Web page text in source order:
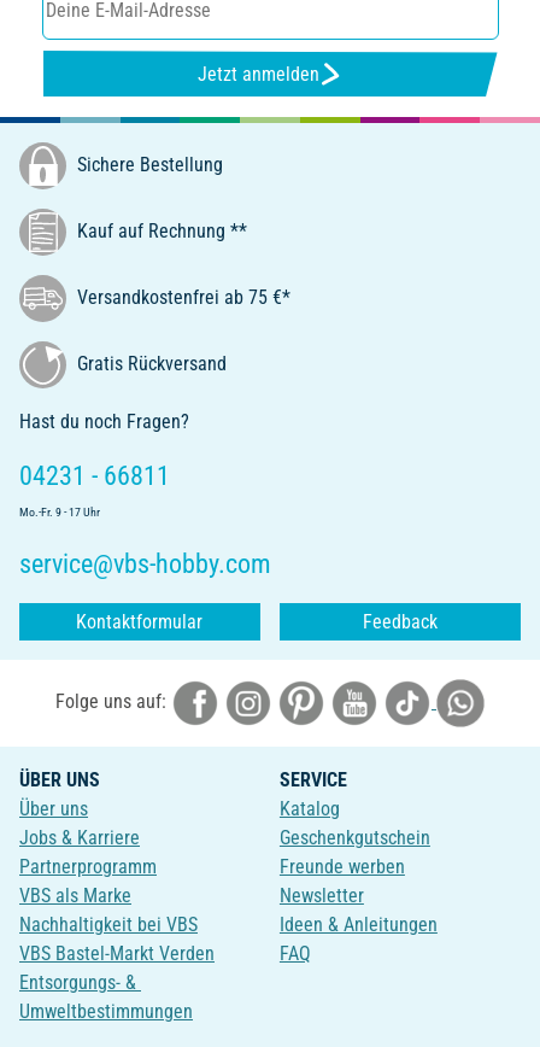
Jetzt anmelden
Sichere Bestellung
Kauf auf Rechnung **
Versandkostenfrei ab 75 €*
Gratis Rückversand
Hast du noch Fragen?
04231 - 66811
Mo.-Fr. 9 - 17 Uhr
service@vbs-hobby.com
Kontaktformular Feedback
Folge uns auf:
ÜBER UNS
Über uns
Jobs & Karriere
Partnerprogramm
VBS als Marke
Nachhaltigkeit bei VBS
VBS Bastel-Markt Verden
Entsorgungs- &
Umweltbestimmungen
SERVICE
Katalog
Geschenkgutschein
Freunde werben
Newsletter
Ideen & Anleitungen
FAQ